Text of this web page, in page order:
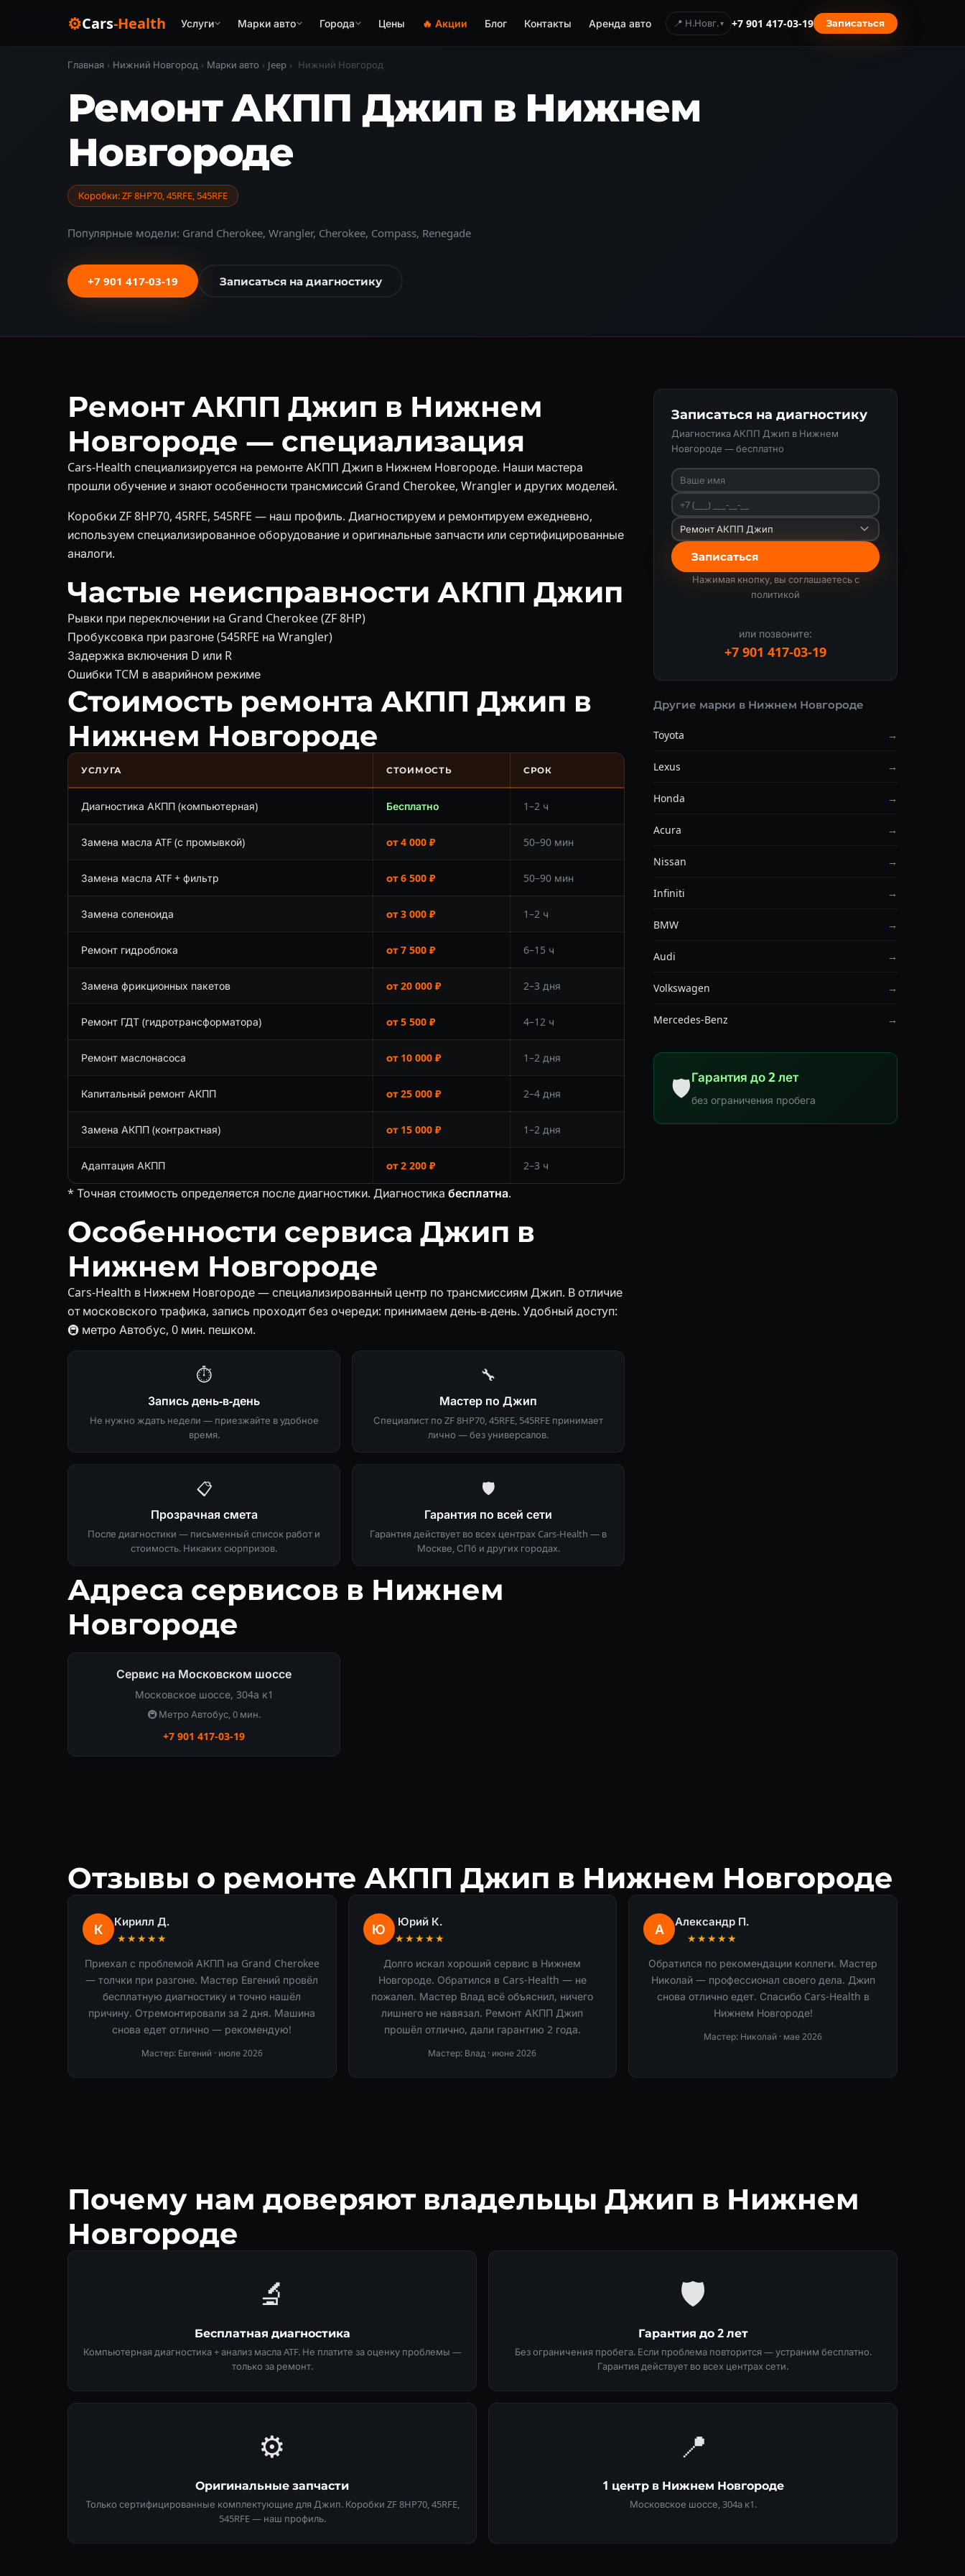
⚙Cars-Health Услуги Марки авто Города Цены 🔥 Акции Блог Контакты Аренда авто 📍 Н.Новг. +7 901 417-03-19 Записаться
Главная › Нижний Новгород › Марки авто › Jeep › Нижний Новгород
Ремонт АКПП Джип в Нижнем
Новгороде
Коробки: ZF 8HP70, 45RFE, 545RFE
Популярные модели: Grand Cherokee, Wrangler, Cherokee, Compass, Renegade
+7 901 417-03-19 Записаться на диагностику
Ремонт АКПП Джип в Нижнем
Новгороде — специализация
Cars-Health специализируется на ремонте АКПП Джип в Нижнем Новгороде. Наши мастера
прошли обучение и знают особенности трансмиссий Grand Cherokee, Wrangler и других моделей.
Коробки ZF 8HP70, 45RFE, 545RFE — наш профиль. Диагностируем и ремонтируем ежедневно,
используем специализированное оборудование и оригинальные запчасти или сертифицированные
аналоги.
Частые неисправности АКПП Джип
Рывки при переключении на Grand Cherokee (ZF 8HP)
Пробуксовка при разгоне (545RFE на Wrangler)
Задержка включения D или R
Ошибки TCM в аварийном режиме
Стоимость ремонта АКПП Джип в
Нижнем Новгороде
УСЛУГА СТОИМОСТЬ СРОК
Диагностика АКПП (компьютерная) Бесплатно 1–2 ч
Замена масла ATF (с промывкой) от 4 000 ₽ 50–90 мин
Замена масла ATF + фильтр от 6 500 ₽ 50–90 мин
Замена соленоида от 3 000 ₽ 1–2 ч
Ремонт гидроблока от 7 500 ₽ 6–15 ч
Замена фрикционных пакетов от 20 000 ₽ 2–3 дня
Ремонт ГДТ (гидротрансформатора) от 5 500 ₽ 4–12 ч
Ремонт маслонасоса от 10 000 ₽ 1–2 дня
Капитальный ремонт АКПП от 25 000 ₽ 2–4 дня
Замена АКПП (контрактная) от 15 000 ₽ 1–2 дня
Адаптация АКПП от 2 200 ₽ 2–3 ч
* Точная стоимость определяется после диагностики. Диагностика бесплатна.
Особенности сервиса Джип в
Нижнем Новгороде
Cars-Health в Нижнем Новгороде — специализированный центр по трансмиссиям Джип. В отличие
от московского трафика, запись проходит без очереди: принимаем день-в-день. Удобный доступ:
🚇 метро Автобус, 0 мин. пешком.
⏱
Запись день-в-день
Не нужно ждать недели — приезжайте в удобное
время.
🔧
Мастер по Джип
Специалист по ZF 8HP70, 45RFE, 545RFE принимает
лично — без универсалов.
📋
Прозрачная смета
После диагностики — письменный список работ и
стоимость. Никаких сюрпризов.
🛡
Гарантия по всей сети
Гарантия действует во всех центрах Cars-Health — в
Москве, СПб и других городах.
Адреса сервисов в Нижнем
Новгороде
Сервис на Московском шоссе
Московское шоссе, 304а к1
🚇 Метро Автобус, 0 мин.
+7 901 417-03-19
Записаться на диагностику
Диагностика АКПП Джип в Нижнем
Новгороде — бесплатно
Записаться
Нажимая кнопку, вы соглашаетесь с
политикой
или позвоните:
+7 901 417-03-19
Другие марки в Нижнем Новгороде
Toyota →
Lexus →
Honda →
Acura →
Nissan →
Infiniti →
BMW →
Audi →
Volkswagen →
Mercedes-Benz →
🛡Гарантия до 2 лет
без ограничения пробега
Отзывы о ремонте АКПП Джип в Нижнем Новгороде
К Кирилл Д.
★★★★★
Приехал с проблемой АКПП на Grand Cherokee
— толчки при разгоне. Мастер Евгений провёл
бесплатную диагностику и точно нашёл
причину. Отремонтировали за 2 дня. Машина
снова едет отлично — рекомендую!
Мастер: Евгений · июле 2026
Ю Юрий К.
★★★★★
Долго искал хороший сервис в Нижнем
Новгороде. Обратился в Cars-Health — не
пожалел. Мастер Влад всё объяснил, ничего
лишнего не навязал. Ремонт АКПП Джип
прошёл отлично, дали гарантию 2 года.
Мастер: Влад · июне 2026
А Александр П.
★★★★★
Обратился по рекомендации коллеги. Мастер
Николай — профессионал своего дела. Джип
снова отлично едет. Спасибо Cars-Health в
Нижнем Новгороде!
Мастер: Николай · мае 2026
Почему нам доверяют владельцы Джип в Нижнем
Новгороде
🔬
Бесплатная диагностика
Компьютерная диагностика + анализ масла ATF. Не платите за оценку проблемы —
только за ремонт.
🛡
Гарантия до 2 лет
Без ограничения пробега. Если проблема повторится — устраним бесплатно.
Гарантия действует во всех центрах сети.
⚙️
Оригинальные запчасти
Только сертифицированные комплектующие для Джип. Коробки ZF 8HP70, 45RFE,
545RFE — наш профиль.
📍
1 центр в Нижнем Новгороде
Московское шоссе, 304а к1.